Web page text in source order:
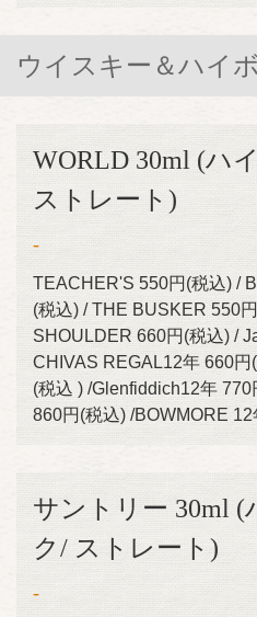
ウイスキー＆ハイ
WORLD 30ml (ハ
ストレート)
-
TEACHER'S 550円(税込) /
(税込) / THE BUSKER 550
SHOULDER 660円(税込) /
CHIVAS REGAL12年 660円
(税込 ) /Glenfiddich12年
860円(税込) /BOWMORE
サントリー 30ml (
ク/ ストレート)
-